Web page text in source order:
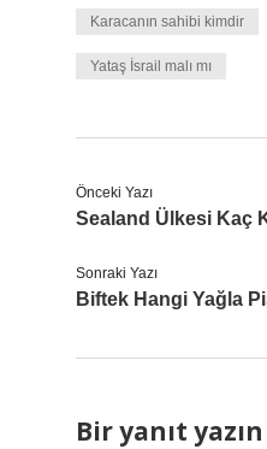
Karacanın sahibi kimdir
Yataş İsrail malı mı
Önceki Yazı
Sealand Ülkesi Kaç
Sonraki Yazı
Biftek Hangi Yağla
Bir yanıt yazın